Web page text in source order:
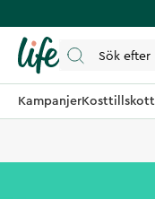
KampanjerKosttillskott